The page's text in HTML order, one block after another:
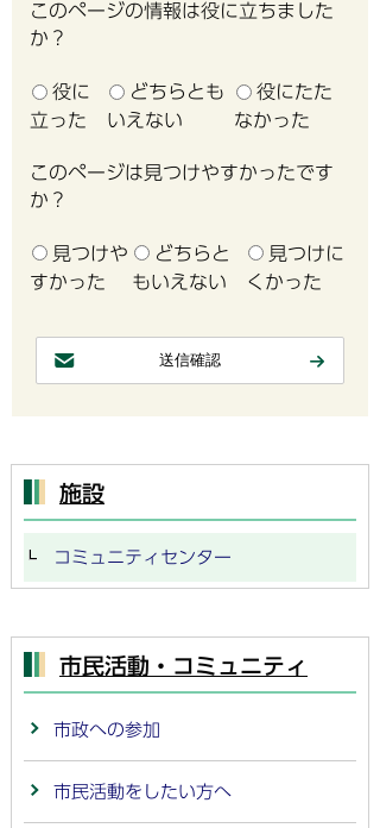
このページの情報は役に立ちました
か？
役に
立った
どちらとも
いえない
役にたた
なかった
このページは見つけやすかったです
か？
見つけや
すかった
どちらと
もいえない
見つけに
くかった
施設
コミュニティセンター
市民活動・コミュニティ
市政への参加
市民活動をしたい方へ